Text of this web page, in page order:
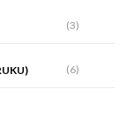
(3)
(6)